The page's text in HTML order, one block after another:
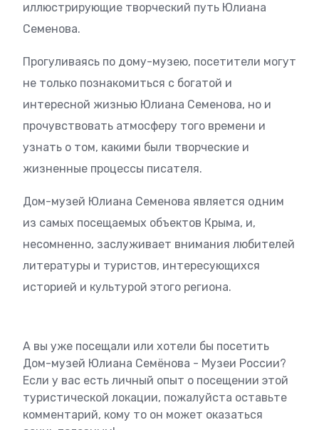
иллюстрирующие творческий путь Юлиана
Семенова.
Прогуливаясь по дому-музею, посетители могут
не только познакомиться с богатой и
интересной жизнью Юлиана Семенова, но и
прочувствовать атмосферу того времени и
узнать о том, какими были творческие и
жизненные процессы писателя.
Дом-музей Юлиана Семенова является одним
из самых посещаемых объектов Крыма, и,
несомненно, заслуживает внимания любителей
литературы и туристов, интересующихся
историей и культурой этого региона.
А вы уже посещали или хотели бы посетить
Дом-музей Юлиана Семёнова - Музеи России?
Если у вас есть личный опыт о посещении этой
туристической локации, пожалуйста оставьте
комментарий, кому то он может оказаться